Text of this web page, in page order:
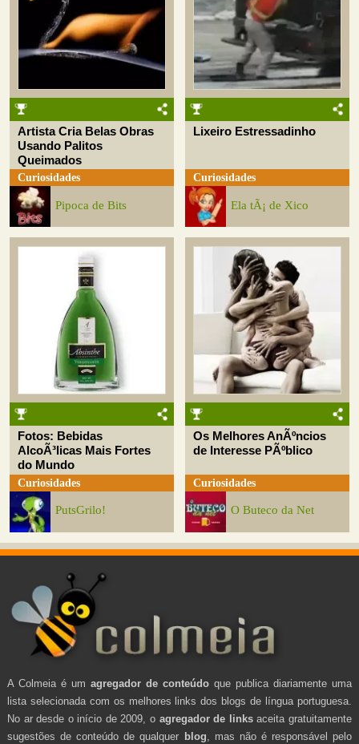
Artista Cria Belas Obras
Usando Palitos
Queimados
Curiosidades
Pipoca de Bits
Lixeiro Estressadinho
Curiosidades
Ela tÃ¡ de Xico
Fotos: Bebidas
AlcoÃ³licas Mais Fortes
do Mundo
Curiosidades
PutsGrilo!
Os Melhores AnÃºncios
de Interesse PÃºblico
Curiosidades
O Buteco da Net
A Colmeia é um agregador de conteúdo que publica diariamente uma
lista selecionada com os melhores links dos blogs de língua portuguesa.
No ar desde o início de 2009, o agregador de linksaceita gratuitamente
sugestões de conteúdo de qualquer blog , mas não é responsável pelo